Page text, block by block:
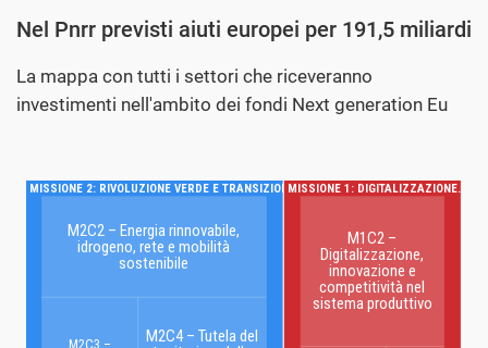
Nel Pnrr previsti aiuti europei per 191,5 miliardi
La mappa con tutti i settori che riceveranno
investimenti nell'ambito dei fondi Next generation Eu